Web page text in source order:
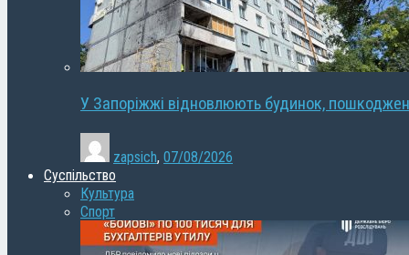
У Запоріжжі відновлюють будинок,
zapsich, 07/08/2026
Суспільство
Культура
Спорт